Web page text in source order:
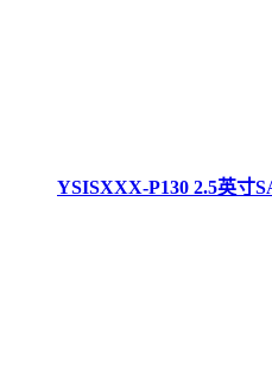
YSISXXX-P130 2.5英寸